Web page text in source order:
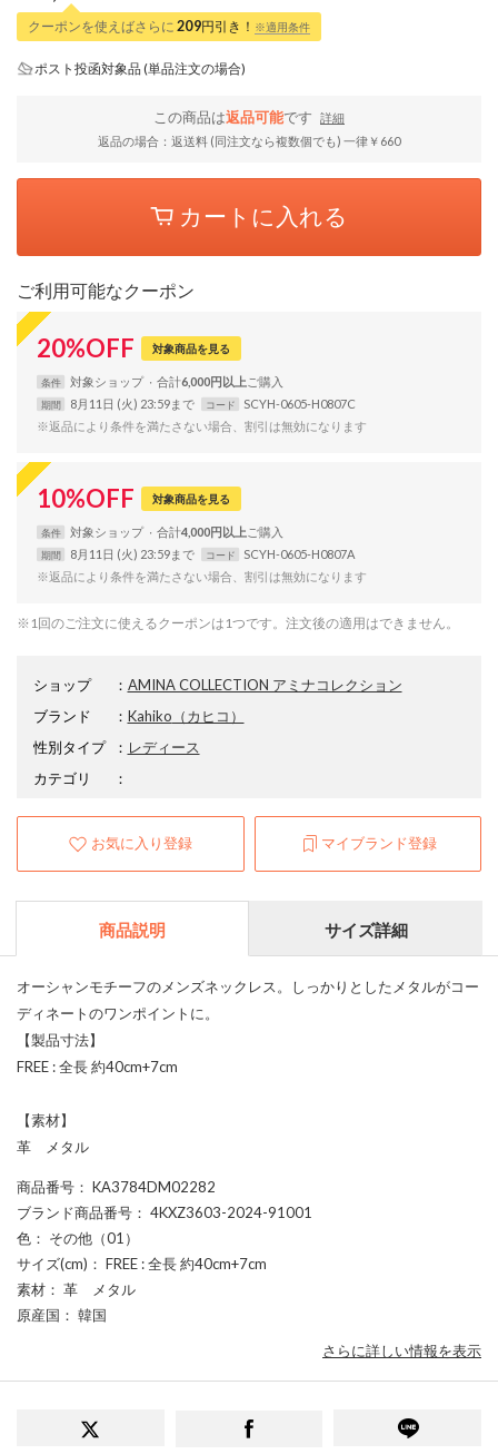
クーポンを使えばさらに 209円引き！ ※適用条件
ポスト投函対象品 (単品注文の場合)
この商品は返品可能です
詳細
返品の場合：返送料 (同注文なら複数個でも) 一律￥660
カートに入れる
ご利用可能なクーポン
20%OFF 対象商品を見る
条件 対象ショップ 合計6,000円以上
期間 8月11日 (火) 23:59まで コード
SCYH-0605-H0807C
※返品により条件を満たさない場合、割引は無効になります
10%OFF 対象商品を見る
条件 対象ショップ 合計4,000円以上
期間 8月11日 (火) 23:59まで コード
SCYH-0605-H0807A
※返品により条件を満たさない場合、割引は無効になります
※1回のご注文に使えるクーポンは1つです。注文後の適用はできません。
ショップ ： AMINA COLLECTION アミナコレクション
ブランド
： Kahiko （カヒコ）
性別タイプ
： レディース
カテゴリ
：
お気に入り登録 マイブランド登録
商品説明 サイズ詳細
オーシャンモチーフのメンズネックレス。しっかりとしたメタルがコー
ディネートのワンポイントに。
【製品寸法】
FREE : 全長 約40cm+7cm
【素材】
革 メタル
商品番号 ： KA3784DM02282
ブランド商品番号 ： 4KXZ3603-2024-91001
色 ： その他（01）
サイズ(cm) ： FREE : 全長 約40cm+7cm
素材 ： 革 メタル
原産国 ： 韓国
さらに詳しい情報を表示